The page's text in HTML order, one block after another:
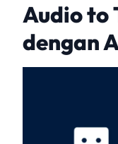
Audio to
dengan